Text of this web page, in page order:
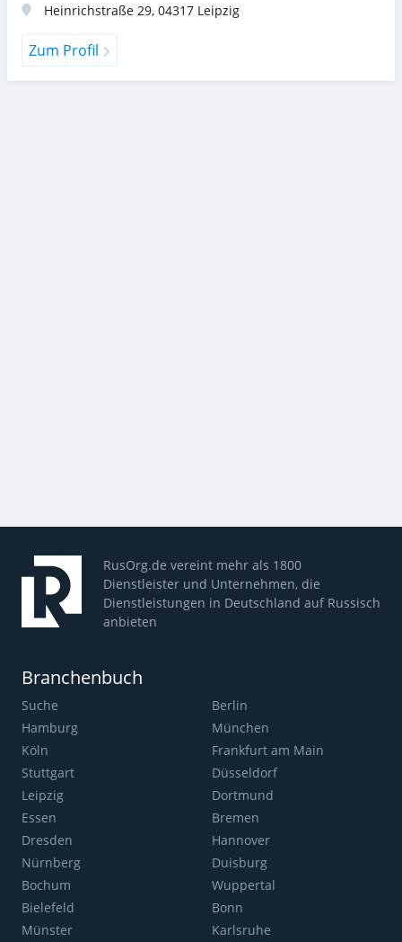
Heinrichstraße 29, 04317 Leipzig
Zum Profil
RusOrg.de vereint mehr als 1800
Dienstleister und Unternehmen, die
Dienstleistungen in Deutschland auf Russisch
anbieten
Branchenbuch
Suche
Berlin
Hamburg
München
Köln
Frankfurt am Main
Stuttgart
Düsseldorf
Leipzig
Dortmund
Essen
Bremen
Dresden
Hannover
Nürnberg
Duisburg
Bochum
Wuppertal
Bielefeld
Bonn
Münster
Karlsruhe